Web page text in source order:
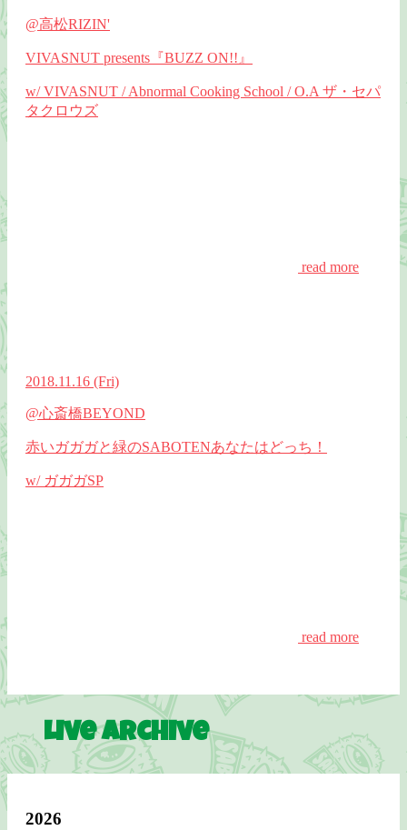
@高松RIZIN'
VIVASNUT presents『BUZZ ON!!』
w/ VIVASNUT / Abnormal Cooking School / O.A ザ・セパ
タクロウズ
read more
2018.11.16 (Fri)
@心斎橋BEYOND
赤いガガガと緑のSABOTENあなたはどっち！
w/ ガガガSP
read more
Live Archive
2026